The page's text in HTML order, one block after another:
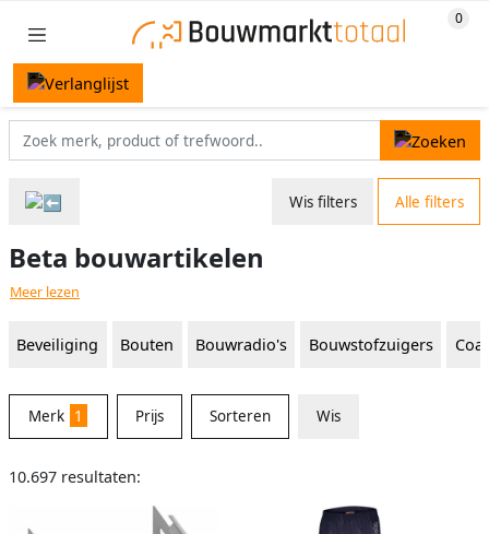
Wis filters Alle filters
Beta bouwartikelen
Meer lezen
Beveiliging Bouten Bouwradio's Bouwstofzuigers
Merk 1 Prijs Sorteren Wis
10.697 resultaten: